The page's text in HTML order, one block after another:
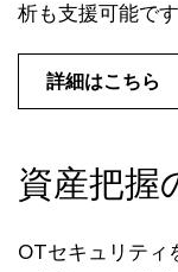
析も支援可能です
詳細はこちら
資産把握
OTセキュリティ